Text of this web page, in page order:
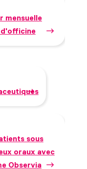
mensuelle
d'officine
sous
oraux avec
Observia